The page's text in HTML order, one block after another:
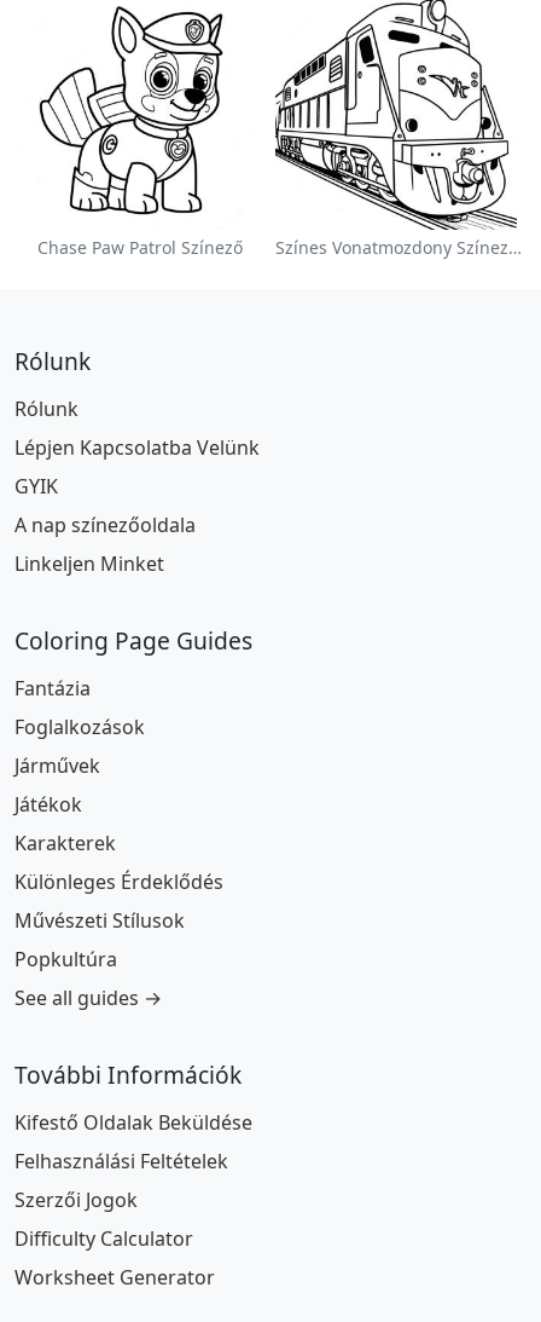
Chase Paw Patrol Színező Színes Vonatmozdony Színezőlap
Rólunk
Rólunk
Lépjen Kapcsolatba Velünk
GYIK
A nap színezőoldala
Linkeljen Minket
Coloring Page Guides
Fantázia
Foglalkozások
Járművek
Játékok
Karakterek
Különleges Érdeklődés
Művészeti Stílusok
Popkultúra
See all guides →
További Információk
Kifestő Oldalak Beküldése
Felhasználási Feltételek
Szerzői Jogok
Difficulty Calculator
Worksheet Generator